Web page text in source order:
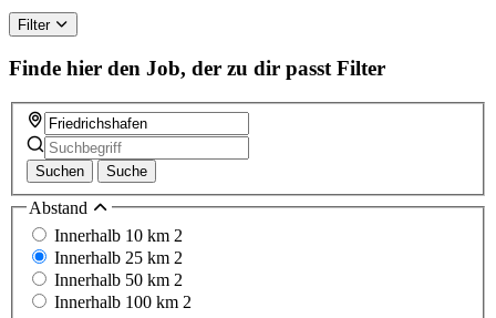
Filter
Finde hier den Job, der zu dir passt Filter
Suchen Suche
Abstand
Innerhalb 10 km 2
Innerhalb 25 km 2
Innerhalb 50 km 2
Innerhalb 100 km 2